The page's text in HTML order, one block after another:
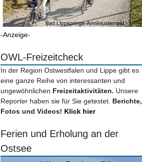
-Anzeige-
OWL-Freizeitcheck
In der Region Ostwestfalen und Lippe gibt es
eine ganze Reihe von interessanten und
ungewöhnlichen Freizeitaktivitäten. Unsere
Reporter haben sie für Sie getestet. Berichte,
Fotos und Videos! Klick hier
Ferien und Erholung an der
Ostsee